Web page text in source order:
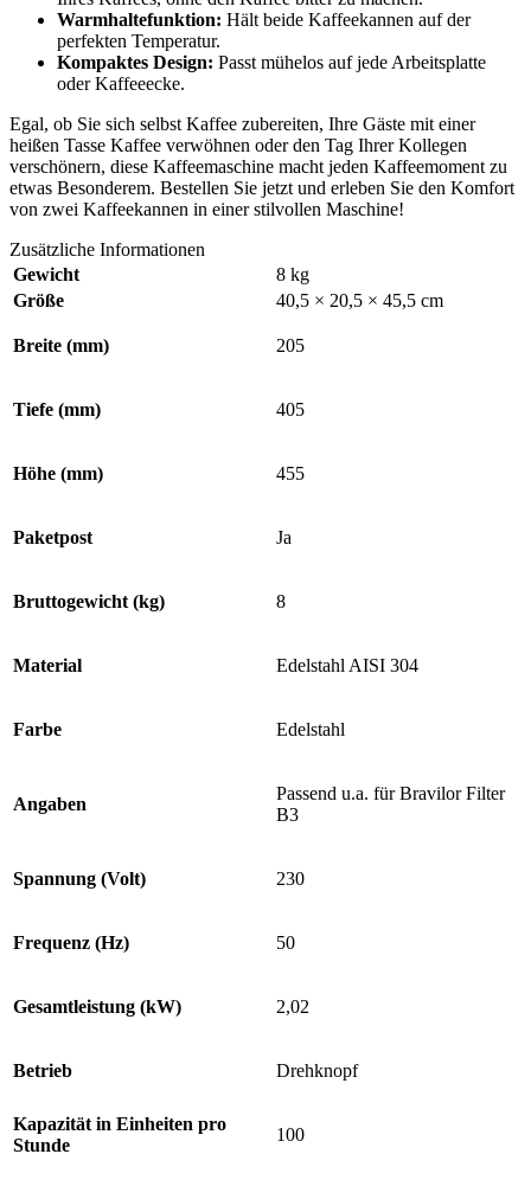
Warmhaltefunktion: Hält beide Kaffeekannen auf der
perfekten Temperatur.
Kompaktes Design: Passt mühelos auf jede Arbeitsplatte
oder Kaffeeecke.
Egal, ob Sie sich selbst Kaffee zubereiten, Ihre Gäste mit einer
heißen Tasse Kaffee verwöhnen oder den Tag Ihrer Kollegen
verschönern, diese Kaffeemaschine macht jeden Kaffeemoment zu
etwas Besonderem. Bestellen Sie jetzt und erleben Sie den Komfort
von zwei Kaffeekannen in einer stilvollen Maschine!
Zusätzliche Informationen
Gewicht
8 kg
Größe
40,5 × 20,5 × 45,5 cm
Breite (mm) 205
Tiefe (mm) 405
Höhe (mm) 455
Paketpost Ja
Bruttogewicht (kg) 8
Material Edelstahl AISI 304
Farbe Edelstahl
Angaben
Passend u.a. für Bravilor Filter
B3
Spannung (Volt) 230
Frequenz (Hz) 50
Gesamtleistung (kW) 2,02
Betrieb Drehknopf
Kapazität in Einheiten pro
Stunde
100